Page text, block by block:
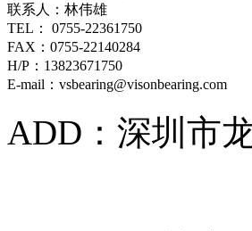
联系人：林伟雄
TEL： 0755-22361750
FAX：0755-22140284
H/P：13823671750
E-mail：vsbearing@visonbearing.com
ADD：深圳市